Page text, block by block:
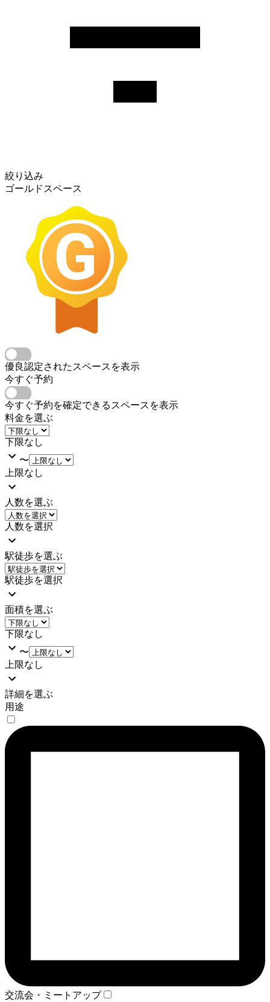
絞り込み
ゴールドスペース
優良認定されたスペースを表示
今すぐ予約
今すぐ予約を確定できるスペースを表示
料金を選ぶ
下限なし
〜
上限なし
人数を選ぶ
人数を選択
駅徒歩を選ぶ
駅徒歩を選択
面積を選ぶ
下限なし
〜
上限なし
詳細を選ぶ
用途
交流会・ミートアップ